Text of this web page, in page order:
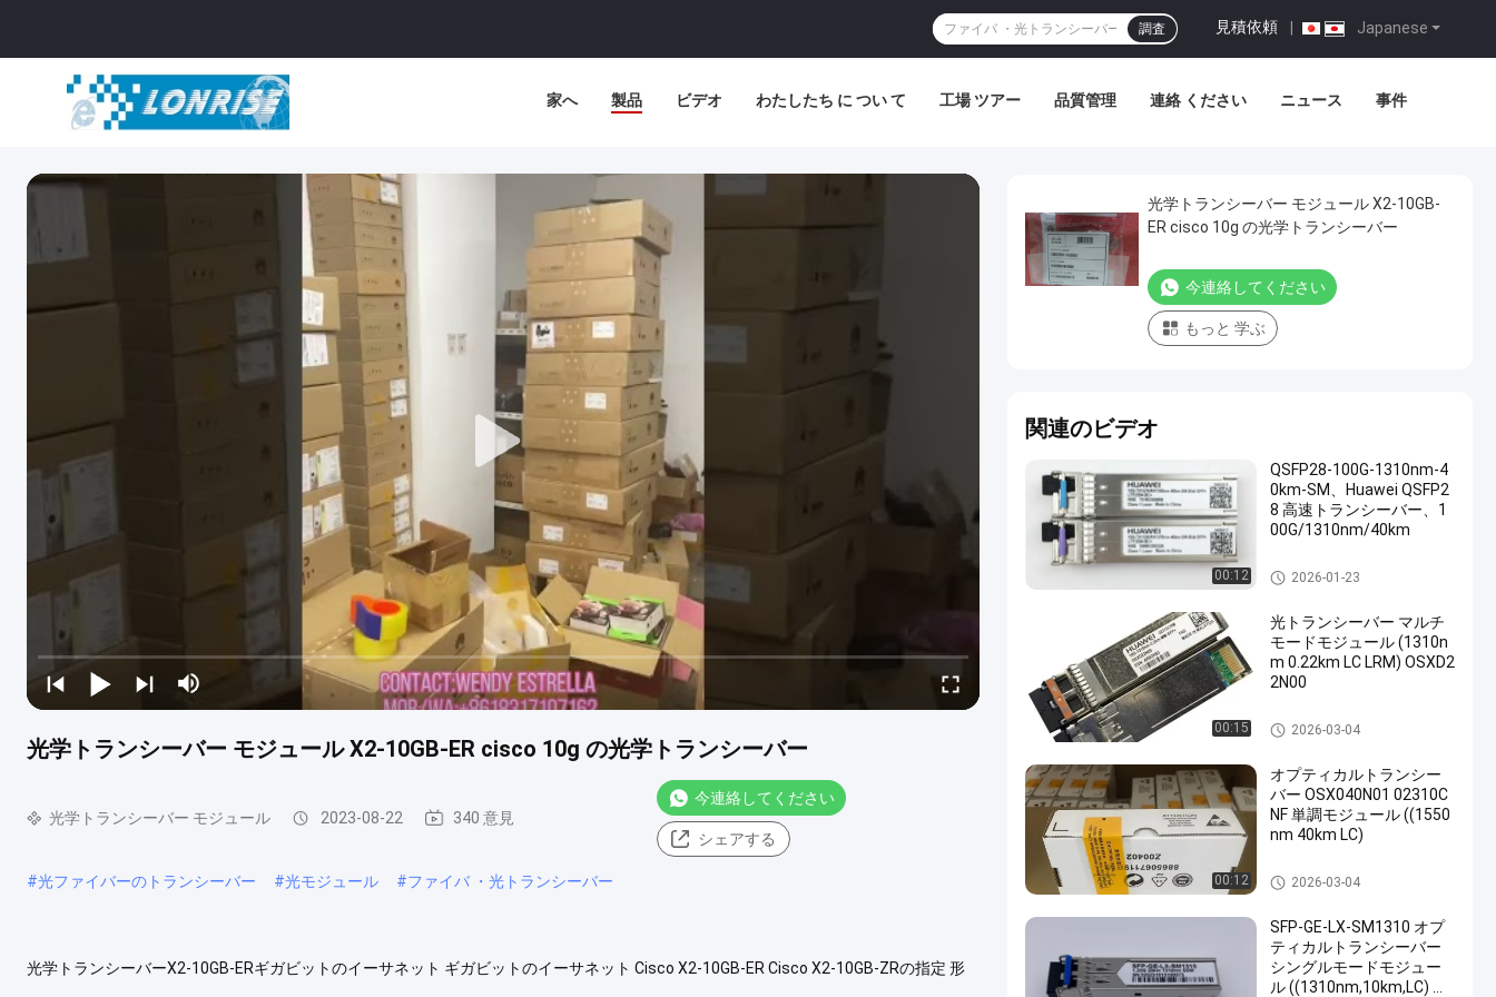
Japanese
見積依頼
調査
家へ 製品 ビデオ わたしたち に つい て 工場 ツアー 品質管理 連絡 ください ニュース 事件
光学トランシーバー モジュール X2-10GB-ER cisco 10g の光学トランシーバー
光学トランシーバー モジュール 2023-08-22 340 意見
今連絡してください
シェアする
#光ファイバーのトランシーバー #光モジュール #ファイバ ・光トランシーバー
光学トランシーバーX2-10GB-ERギガビットのイーサネット ギガビットのイーサネット Cisco X2-10GB-ER Cisco X2-10GB-ZRの指定 形
光学トランシーバー モジュール X2-10GB-
ER cisco 10g の光学トランシーバー
今連絡してください
もっと 学ぶ
関連のビデオ
00:12
QSFP28-100G-1310nm-4
0km-SM、Huawei QSFP2
8 高速トランシーバー、1
00G/1310nm/40km
光学トランシーバー モジュー
ル
2026-01-23
00:15
光トランシーバー マルチ
モードモジュール (1310n
m 0.22km LC LRM) OSXD2
2N00
光学トランシーバー モジュー
ル
2026-03-04
00:12
オプティカルトランシー
バー OSX040N01 02310C
NF 単調モジュール ((1550
nm 40km LC)
光学トランシーバー モジュー
ル
2026-03-04
SFP-GE-LX-SM1310 オプ
ティカルトランシーバー
シングルモードモジュー
ル ((1310nm,10km,LC) オ